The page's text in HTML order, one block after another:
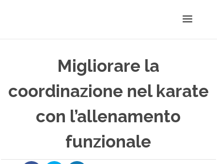
Migliorare la
coordinazione nel karate
con l’allenamento
funzionale